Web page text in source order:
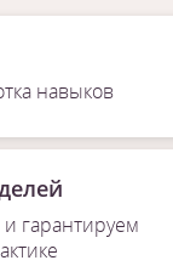
навыков
гарантируем